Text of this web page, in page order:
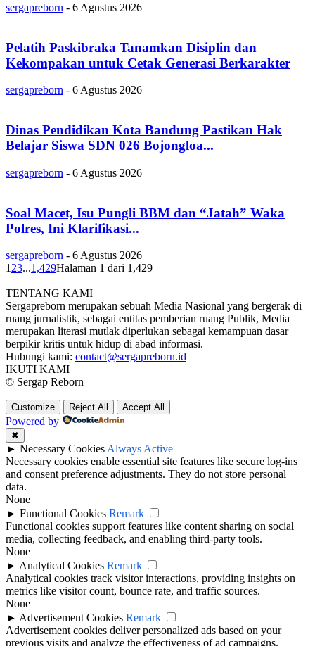
sergapreborn - 6 Agustus 2026
Pelatih Paskibraka Tanamkan Disiplin dan
Kekompakan untuk Cetak Generasi Berkarakter
sergapreborn - 6 Agustus 2026
Dinas Pendidikan Kota Bandung Pastikan Hak
Belajar Siswa SDN 026 Bojongloa...
sergapreborn - 6 Agustus 2026
Soal Macet, Isu Pungli BBM dan “Jatah” Waka
Polres, Ini Klarifikasi...
sergapreborn - 6 Agustus 2026
1 23...1,429Halaman 1 dari 1,429
TENTANG KAMI
Sergapreborn merupakan sebuah Media Nasional yang bergerak di
ruang jurnalistik, sebagai entitas pemberian ruang Publik, Media
merupakan literasi mutlak diperlukan sebagai kemampuan dasar
berpikir kritis untuk hidup di abad informasi.
Hubungi kami: contact@sergapreborn.id
IKUTI KAMI
© Sergap Reborn
Customize Reject All Accept All
Powered by
✖
► Necessary Cookies Always Active
Necessary cookies enable essential site features like secure log-ins
and consent preference adjustments. They do not store personal
data.
None
► Functional Cookies Remark
Functional cookies support features like content sharing on social
media, collecting feedback, and enabling third-party tools.
None
► Analytical Cookies Remark
Analytical cookies track visitor interactions, providing insights on
metrics like visitor count, bounce rate, and traffic sources.
None
► Advertisement Cookies Remark
Advertisement cookies deliver personalized ads based on your
previous visits and analyze the effectiveness of ad campaigns.